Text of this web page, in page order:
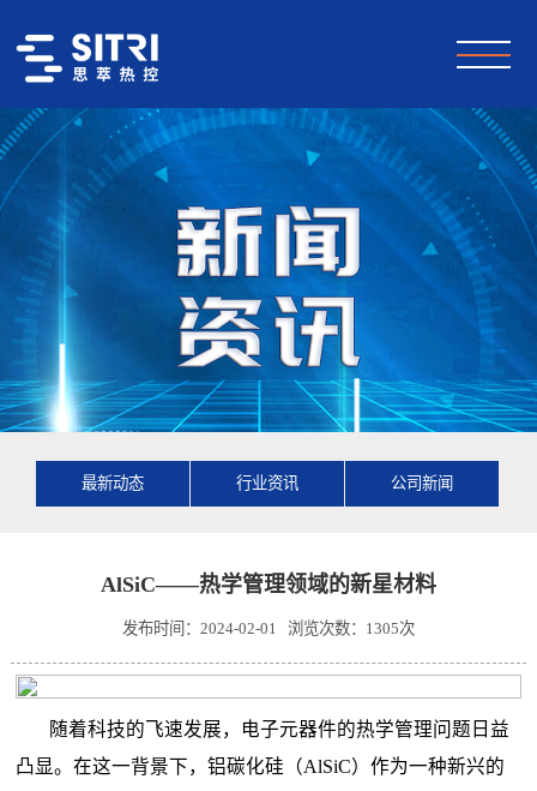
最新动态 行业资讯 公司新闻
AlSiC——热学管理领域的新星材料
发布时间：2024-02-01 浏览次数：1305次
随着科技的飞速发展，电子元器件的热学管理问题日益
凸显。在这一背景下，铝碳化硅（AlSiC）作为一种新兴的